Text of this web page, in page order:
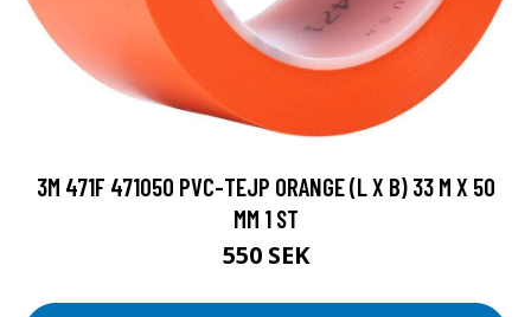
3M 471F 471O50 PVC-TEJP ORANGE (L X B) 33 M X 50
MM 1 ST
550 SEK